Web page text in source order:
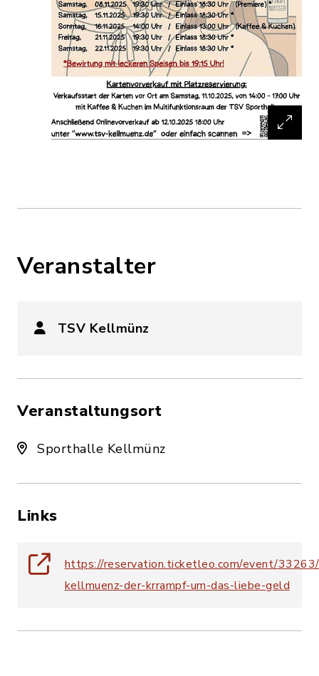
Veranstalter
TSV Kellmünz
Veranstaltungsort
Sporthalle Kellmünz
Links
https://reservation.ticketleo.com/event/
kellmuenz-der-krrampf-um-das-liebe-geld